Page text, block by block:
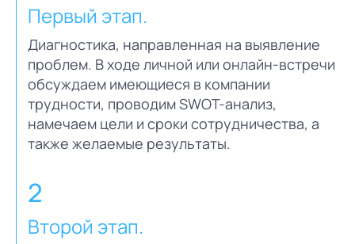
Первый этап.
Диагностика, направленная на выявление
проблем. В ходе личной или онлайн-встречи
обсуждаем имеющиеся в компании
трудности, проводим SWOT-анализ,
намечаем цели и сроки сотрудничества, а
также желаемые результаты.
2
Второй этап.